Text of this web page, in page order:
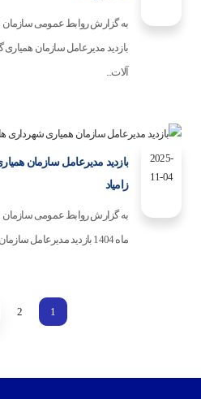
به گزارش روابط عمومی سازمان
بازدید مدیرعامل سازمان همیاری
آلات...
2025-
11-04
بازدید مدیرعامل سازمان
زامیاد
ماه 1404 بازدید مدیرعامل سازمان همیاری شهرداری های گیلان از...
1
2